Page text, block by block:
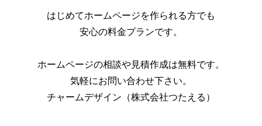
はじめてホームページを作られる方でも
安心の料金プランです。
ホームページの相談や見積作成は無料です。
気軽にお問い合わせ下さい。
チャームデザイン（株式会社つたえる）